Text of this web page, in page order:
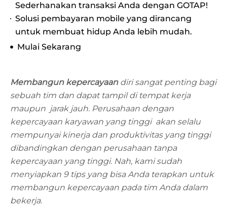
Sederhanakan transaksi Anda dengan GOTAP!
Solusi pembayaran mobile yang dirancang
untuk membuat hidup Anda lebih mudah.
Mulai Sekarang
Membangun kepercayaandiri sangat penting bagi
sebuah tim dan dapat tampil di tempat kerja
maupun jarak jauh. Perusahaan dengan
kepercayaan karyawan yang tinggi akan selalu
mempunyai kinerja dan produktivitas yang tinggi
dibandingkan dengan perusahaan tanpa
kepercayaan yang tinggi. Nah, kami sudah
menyiapkan 9 tips yang bisa Anda terapkan untuk
membangun kepercayaan pada tim Anda dalam
bekerja.